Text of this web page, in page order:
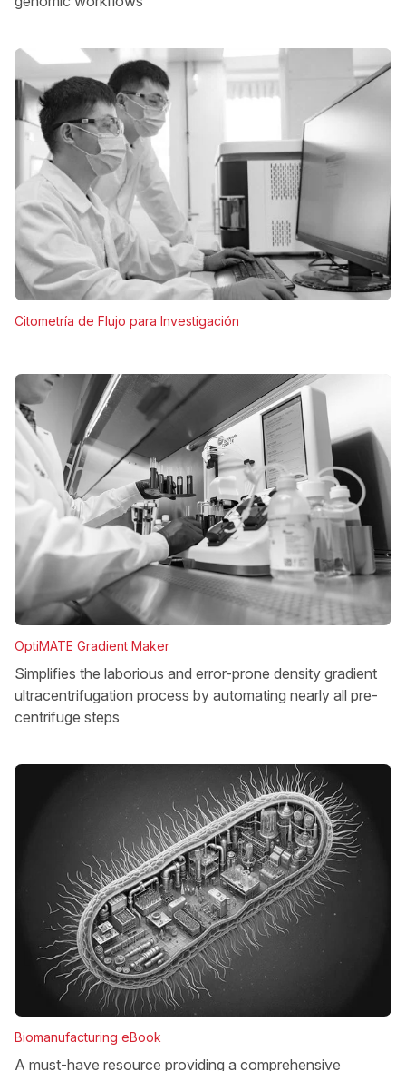
Citometría de Flujo para Investigación
OptiMATE Gradient Maker
Simplifies the laborious and error-prone density gradient
ultracentrifugation process by automating nearly all pre-
centrifuge steps
Biomanufacturing eBook
A must-have resource providing a comprehensive